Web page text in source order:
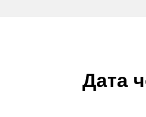
Дата